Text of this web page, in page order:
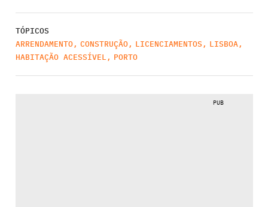
TÓPICOS
ARRENDAMENTO, CONSTRUÇÃO, LICENCIAMENTOS , LISBOA,
HABITAÇÃO ACESSÍVEL , PORTO
PUB